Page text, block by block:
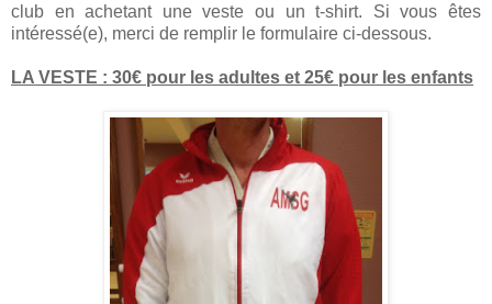
club en achetant une veste ou un t-shirt. Si vous êtes
intéressé(e), merci de remplir le formulaire ci-dessous.
LA VESTE : 30€ pour les adultes et 25€ pour les enfants